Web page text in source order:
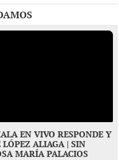
EN VIVO RESPONDE Y
ALIAGA | SIN
MARÍA PALACIOS